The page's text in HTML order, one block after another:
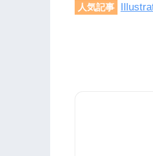
人気記事